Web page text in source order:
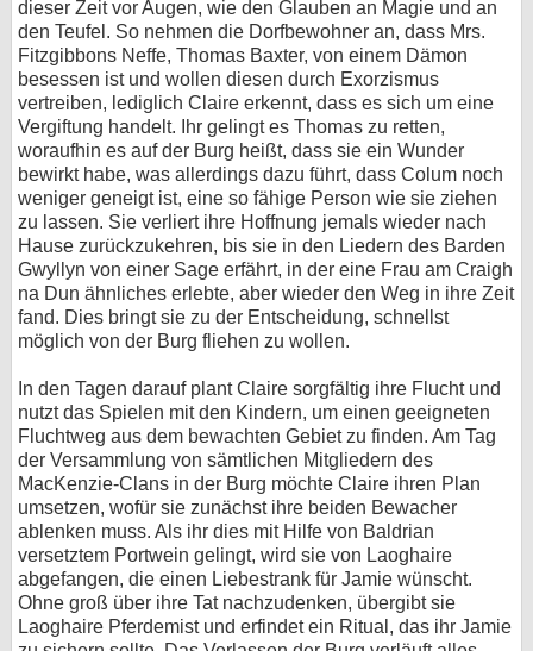
dieser Zeit vor Augen, wie den Glauben an Magie und an
den Teufel. So nehmen die Dorfbewohner an, dass Mrs.
Fitzgibbons Neffe, Thomas Baxter, von einem Dämon
besessen ist und wollen diesen durch Exorzismus
vertreiben, lediglich Claire erkennt, dass es sich um eine
Vergiftung handelt. Ihr gelingt es Thomas zu retten,
woraufhin es auf der Burg heißt, dass sie ein Wunder
bewirkt habe, was allerdings dazu führt, dass Colum noch
weniger geneigt ist, eine so fähige Person wie sie ziehen
zu lassen. Sie verliert ihre Hoffnung jemals wieder nach
Hause zurückzukehren, bis sie in den Liedern des Barden
Gwyllyn von einer Sage erfährt, in der eine Frau am Craigh
na Dun ähnliches erlebte, aber wieder den Weg in ihre Zeit
fand. Dies bringt sie zu der Entscheidung, schnellst
möglich von der Burg fliehen zu wollen.
In den Tagen darauf plant Claire sorgfältig ihre Flucht und
nutzt das Spielen mit den Kindern, um einen geeigneten
Fluchtweg aus dem bewachten Gebiet zu finden. Am Tag
der Versammlung von sämtlichen Mitgliedern des
MacKenzie-Clans in der Burg möchte Claire ihren Plan
umsetzen, wofür sie zunächst ihre beiden Bewacher
ablenken muss. Als ihr dies mit Hilfe von Baldrian
versetztem Portwein gelingt, wird sie von Laoghaire
abgefangen, die einen Liebestrank für Jamie wünscht.
Ohne groß über ihre Tat nachzudenken, übergibt sie
Laoghaire Pferdemist und erfindet ein Ritual, das ihr Jamie